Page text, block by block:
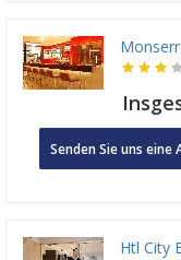
Senden Sie uns eine
Htl City